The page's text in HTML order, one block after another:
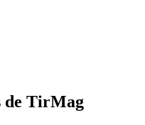
de TirMag